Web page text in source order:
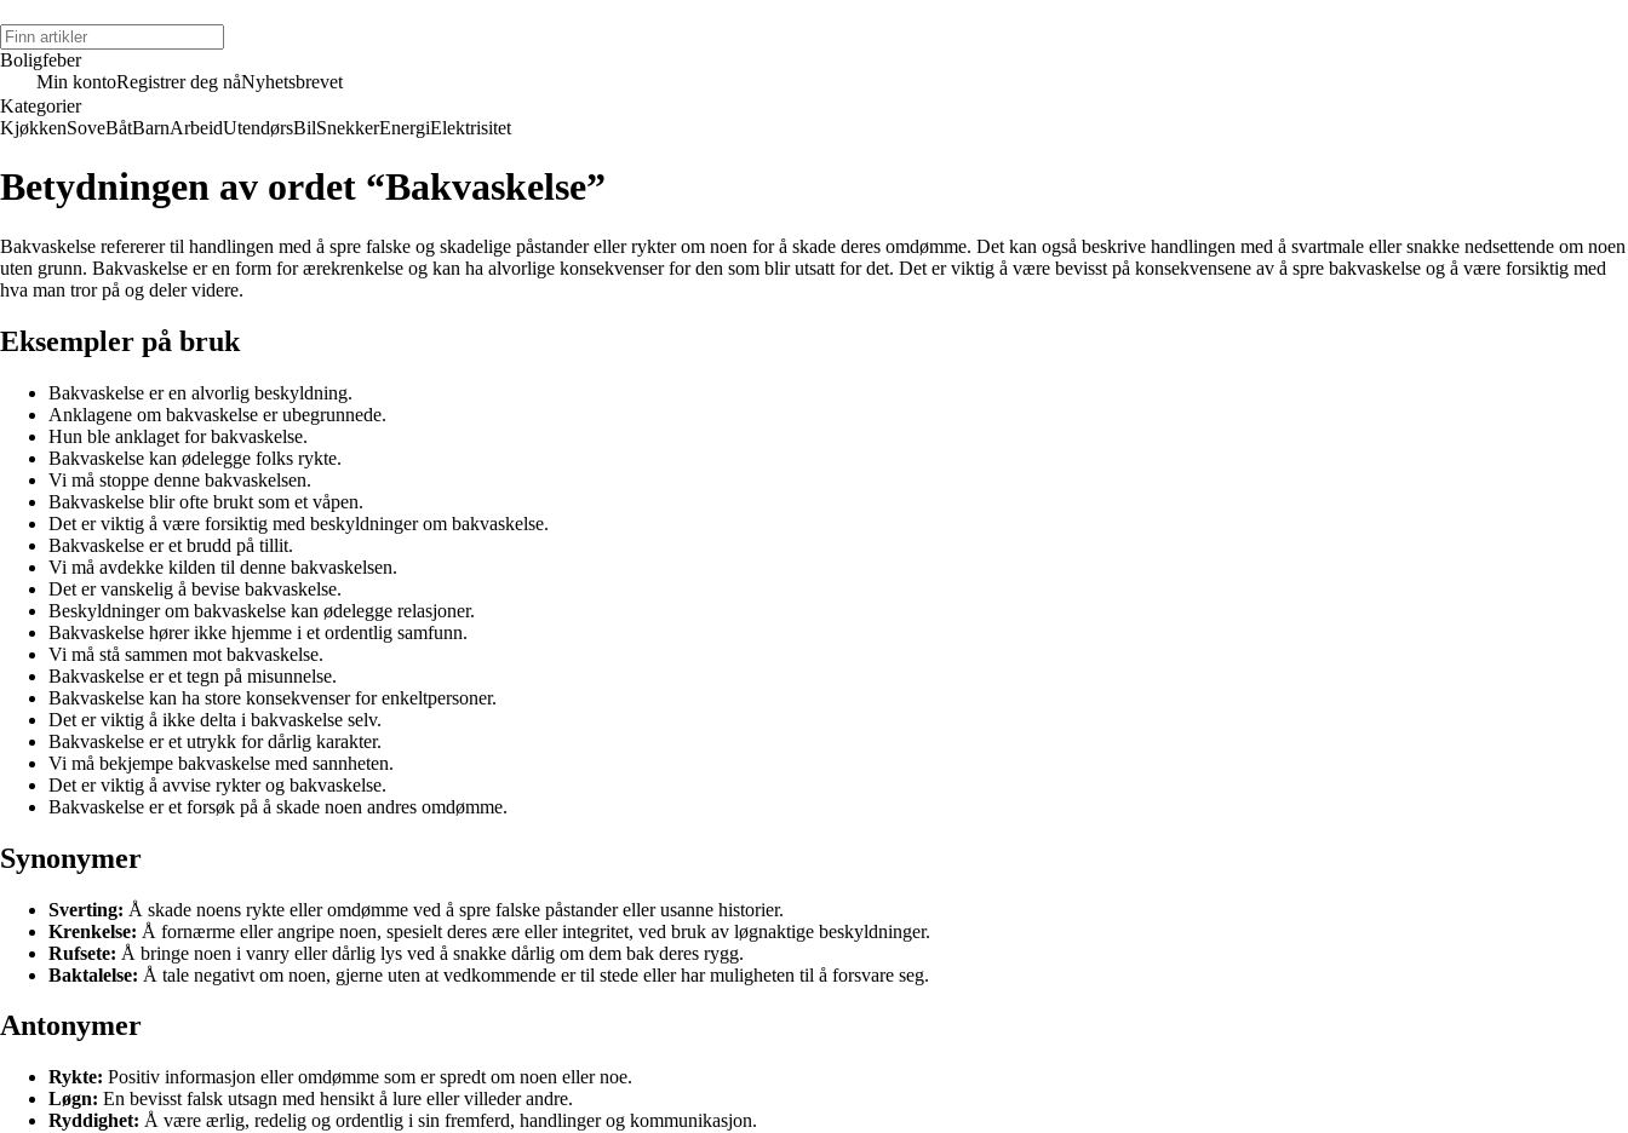
Boligfeber
Min kontoRegistrer deg nåNyhetsbrevet
Kategorier
KjøkkenSoveBåtBarnArbeidUtendørsBilSnekkerEnergiElektrisitet
Betydningen av ordet “Bakvaskelse”
Bakvaskelse refererer til handlingen med å spre falske og skadelige påstander eller rykter om noen for å skade deres omdømme. Det kan også beskrive handlingen med å svartmale eller snakke nedsettende om noen
uten grunn. Bakvaskelse er en form for ærekrenkelse og kan ha alvorlige konsekvenser for den som blir utsatt for det. Det er viktig å være bevisst på konsekvensene av å spre bakvaskelse og å være forsiktig med
hva man tror på og deler videre.
Eksempler på bruk
Bakvaskelse er en alvorlig beskyldning.
Anklagene om bakvaskelse er ubegrunnede.
Hun ble anklaget for bakvaskelse.
Bakvaskelse kan ødelegge folks rykte.
Vi må stoppe denne bakvaskelsen.
Bakvaskelse blir ofte brukt som et våpen.
Det er viktig å være forsiktig med beskyldninger om bakvaskelse.
Bakvaskelse er et brudd på tillit.
Vi må avdekke kilden til denne bakvaskelsen.
Det er vanskelig å bevise bakvaskelse.
Beskyldninger om bakvaskelse kan ødelegge relasjoner.
Bakvaskelse hører ikke hjemme i et ordentlig samfunn.
Vi må stå sammen mot bakvaskelse.
Bakvaskelse er et tegn på misunnelse.
Bakvaskelse kan ha store konsekvenser for enkeltpersoner.
Det er viktig å ikke delta i bakvaskelse selv.
Bakvaskelse er et utrykk for dårlig karakter.
Vi må bekjempe bakvaskelse med sannheten.
Det er viktig å avvise rykter og bakvaskelse.
Bakvaskelse er et forsøk på å skade noen andres omdømme.
Synonymer
Sverting: Å skade noens rykte eller omdømme ved å spre falske påstander eller usanne historier.
Krenkelse: Å fornærme eller angripe noen, spesielt deres ære eller integritet, ved bruk av løgnaktige beskyldninger.
Rufsete: Å bringe noen i vanry eller dårlig lys ved å snakke dårlig om dem bak deres rygg.
Baktalelse: Å tale negativt om noen, gjerne uten at vedkommende er til stede eller har muligheten til å forsvare seg.
Antonymer
Rykte: Positiv informasjon eller omdømme som er spredt om noen eller noe.
Løgn: En bevisst falsk utsagn med hensikt å lure eller villeder andre.
Ryddighet: Å være ærlig, redelig og ordentlig i sin fremferd, handlinger og kommunikasjon.